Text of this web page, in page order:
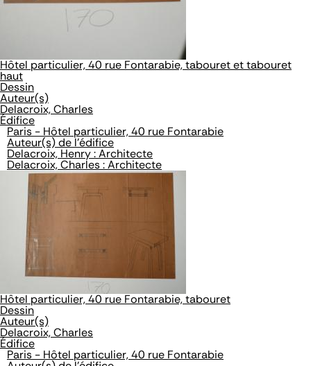
Hôtel particulier, 40 rue Fontarabie, tabouret et tabouret
haut
Dessin
Auteur(s)
Delacroix, Charles
Édifice
Paris - Hôtel particulier, 40 rue Fontarabie
Auteur(s) de l'édifice
Delacroix, Henry : Architecte
Delacroix, Charles : Architecte
Hôtel particulier, 40 rue Fontarabie, tabouret
Dessin
Auteur(s)
Delacroix, Charles
Édifice
Paris - Hôtel particulier, 40 rue Fontarabie